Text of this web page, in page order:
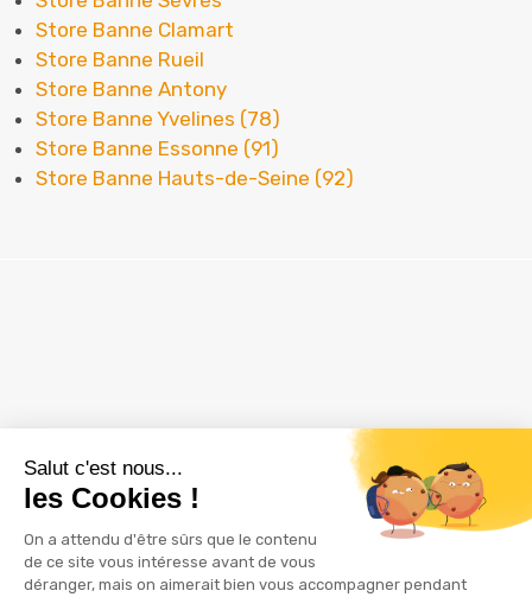
Store Banne Clamart
Store Banne Rueil
Store Banne Antony
Store Banne Yvelines (78)
Store Banne Essonne (91)
Store Banne Hauts-de-Seine (92)
ZAC Les Delâches
16 rue Thuillère
91940 GOMETZ LE CHATEL
01 60 12 28 61